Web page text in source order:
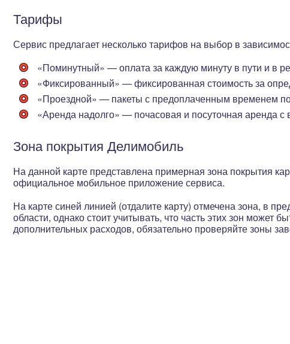
Тарифы
Сервис предлагает несколько тарифов на выбор в
«Поминутный» — оплата за каждую минуту в пути и в
«Фиксированный» — фиксированная стоимость за
«Проездной» — пакеты с предоплаченным временем
«Аренда надолго» — почасовая и посуточная аренда
Зона покрытия Делимобиль
На данной карте представлена примерная зона покрытия
официальное мобильное приложение сервиса.
На карте синей линией (отдалите карту) отмечена зона, в
области, однако стоит учитывать, что часть этих зон может
дополнительных расходов, обязательно проверяйте зоны